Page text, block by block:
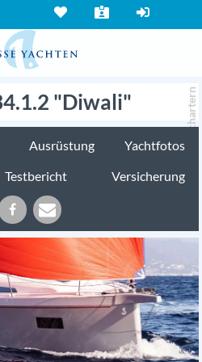
"Diwali" chartern
Ausrüstung
Yachtfotos
Testbericht Versicherung